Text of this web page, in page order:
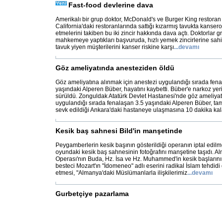
Fast-food devlerine dava
Amerikalı bir grup doktor, McDonald's ve Burger King
California'daki restoranlarında sattığı kızarmış tavukta
etmelerini takiben bu iki zincir hakkında dava açtı. Doktorlar
mahkemeye yaptıkları başvuruda, hızlı yemek zincirlerine
tavuk yiyen müşterilerini kanser riskine karşı...devamı
Göz ameliyatında anesteziden öldü
Göz ameliyatına alınmak için anestezi uygulandığı sırada
yaşındaki Alperen Büber, hayatını kaybetti. Büber'e narkoz
sürüldü. Zonguldak Atatürk Devlet Hastanesi'nde göz
uygulandığı sırada fenalaşan 3.5 yaşındaki Alperen Büber,
sevk edildiği Ankara'daki hastaneye ulaşmasına 10 dakika
Kesik baş sahnesi Bild'in manşetinde
Peygamberlerin kesik başının gösterildiği operanın iptal
oyundaki kesik baş sahnesinin fotoğrafını manşetine taşıdı.
Operası'nın Buda, Hz. İsa ve Hz. Muhammed'in kesik
besteci Mozart'ın "İdomeneo" adlı eserini radikal İslam
etmesi, "Almanya'daki Müslümanlarla ilişkilerimiz...devamı
Gurbetçiye pazarlama